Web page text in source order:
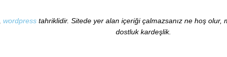
wordpresstahriklidir. Sitede yer alan içeriği çalmazsanız ne hoş olur,
dostluk kardeşlik.